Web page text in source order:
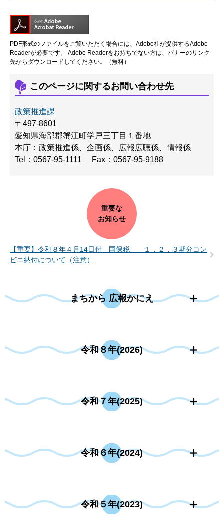
PDF形式のファイルをご覧いただく場合には、Adobe社が提供するAdobe
Readerが必要です。
Adobe Readerをお持ちでない方は、バナーのリンク
先からダウンロードしてください。（無料）
このページに関するお問い合わせ先
政策推進課
〒497-8601
愛知県海部郡蟹江町学戸三丁目１番地
本庁：政策推進係、企画係、広報広聴係、情報係
Tel：0567-95-1111
Fax：0567-95-9188
重要な
お知らせ
【重要】令和８年４月14日付 国保税 １，２，３期分コン
ビニ納付について（注意）
まちから 広報かにえ
令和８年(2026)
令和７年(2025)
令和６年(2024)
令和５年(2023)